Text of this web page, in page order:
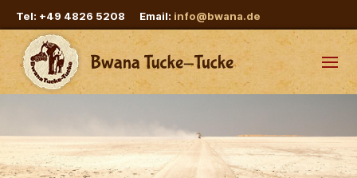
Tel: +49 4826 5208 Email: info@bwana.de